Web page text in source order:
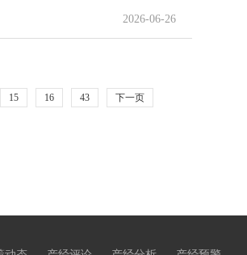
2026-06-26
15 16 43 下一页